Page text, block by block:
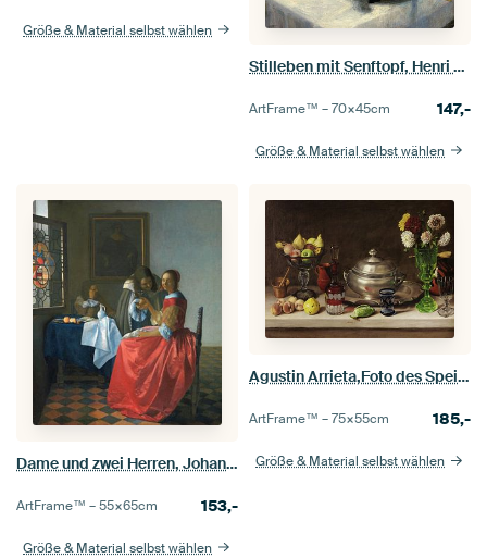
Größe & Material selbst wählen
Stilleben mit Senftopf, Henri Fantin-Latour - 1860
ArtFrame™ –70×45cm 147,-
Größe & Material selbst wählen
Dame und zwei Herren, Johannes Vermeer - ca. 1660
ArtFrame™ –55×65cm 153,-
Größe & Material selbst wählen
Agustin Arrieta,Foto des Speisesaals
ArtFrame™ –75×55cm 185,-
Größe & Material selbst wählen